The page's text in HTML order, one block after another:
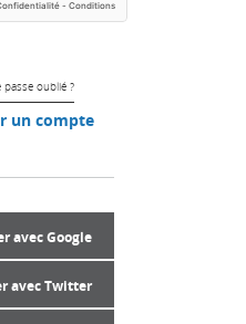
passe oublié ?
un compte
avec Google
avec Twitter